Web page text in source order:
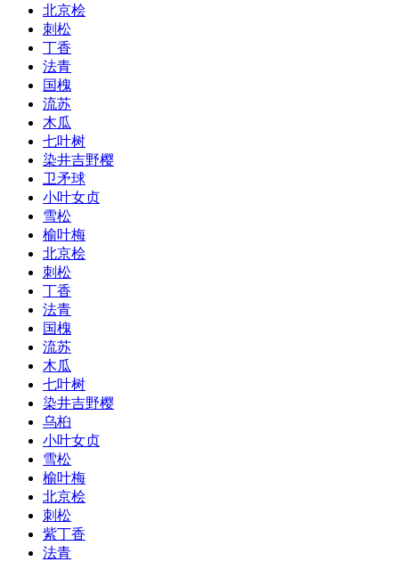
北京桧
刺松
丁香
法青
国槐
流苏
木瓜
七叶树
染井吉野樱
卫矛球
小叶女贞
雪松
榆叶梅
北京桧
刺松
丁香
法青
国槐
流苏
木瓜
七叶树
染井吉野樱
乌桕
小叶女贞
雪松
榆叶梅
北京桧
刺松
紫丁香
法青